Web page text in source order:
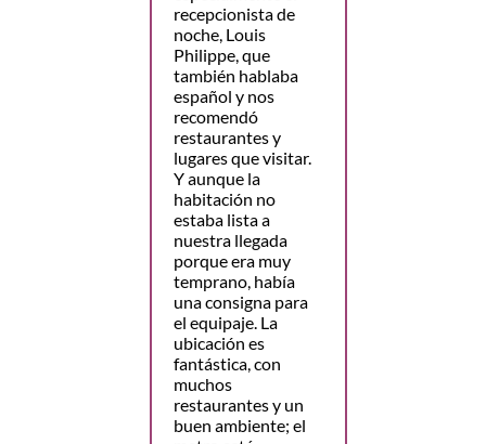
recepcionista de
noche, Louis
Philippe, que
también hablaba
español y nos
recomendó
restaurantes y
lugares que visitar.
Y aunque la
habitación no
estaba lista a
nuestra llegada
porque era muy
temprano, había
una consigna para
el equipaje. La
ubicación es
fantástica, con
muchos
restaurantes y un
buen ambiente; el